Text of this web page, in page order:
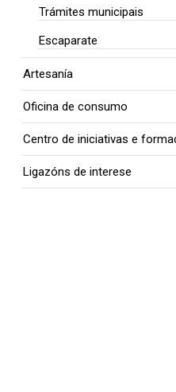
Trámites municipais
Escaparate
Artesanía
Oficina de consumo
Centro de iniciativas e
Ligazóns de interese